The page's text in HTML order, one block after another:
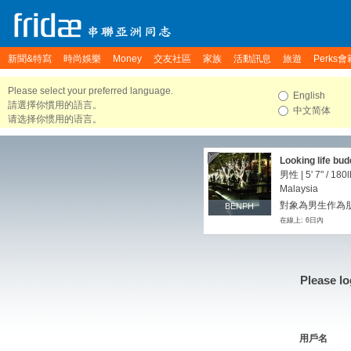
新聞&特寫 時尚娛樂 Money 交友社區 家族 活動訊息 旅遊 Perks會
Please select your preferred language.
請選擇你慣用的語言。
请选择你惯用的语言。
English
中文简体
BENPH
BENPH
Looking life
男性 | 5' 7" /
Malaysia
對象為男生作為
在線上: 6日內
Please
用戶名